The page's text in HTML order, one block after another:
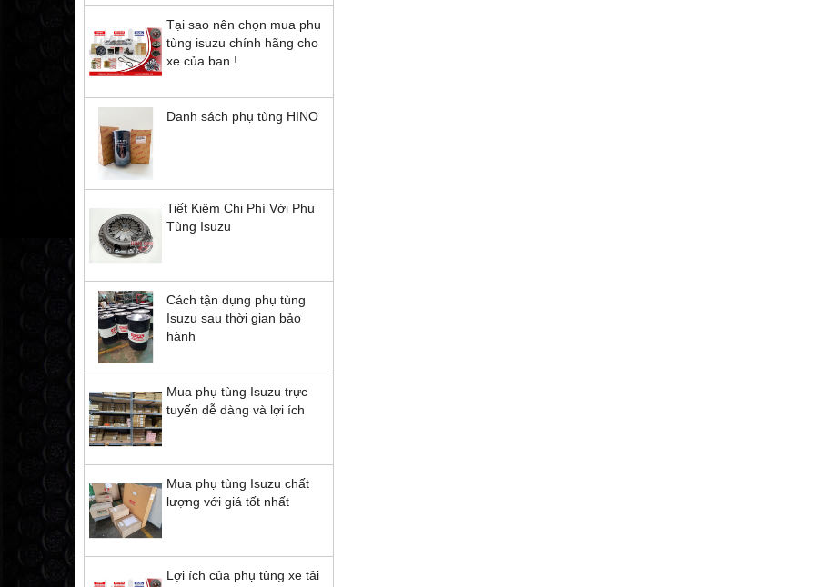
Tại sao nên chọn mua phụ
tùng isuzu chính hãng cho
xe của ban !
Danh sách phụ tùng HINO
Tiết Kiệm Chi Phí Với Phụ
Tùng Isuzu
Cách tận dụng phụ tùng
Isuzu sau thời gian bảo
hành
Mua phụ tùng Isuzu trực
tuyến dễ dàng và lợi ích
Mua phụ tùng Isuzu chất
lượng với giá tốt nhất
Lợi ích của phụ tùng xe tải